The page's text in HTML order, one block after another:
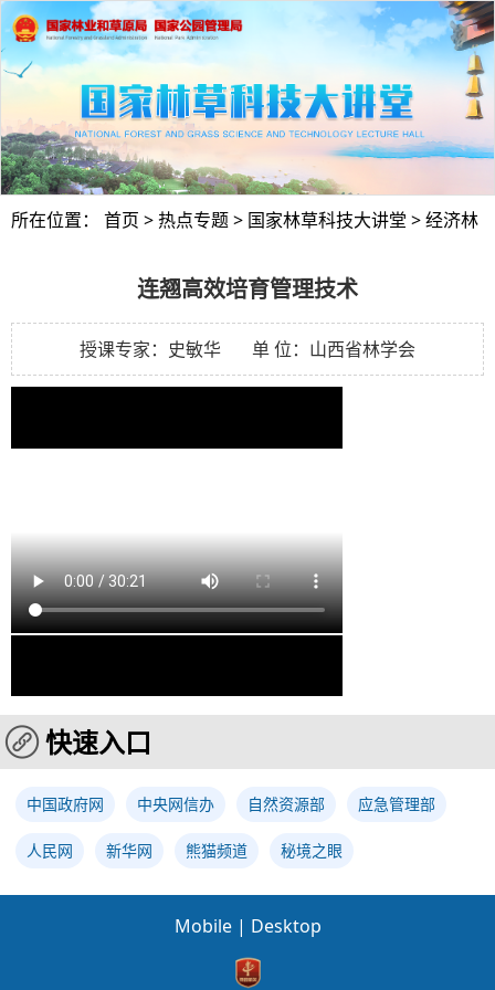
所在位置： 首页 >热点专题> 国家林草科技大讲堂 >经济林
连翘高效培育管理技术
授课专家：史敏华 单 位：山西省林学会
快速入口
中国政府网 中央网信办 自然资源部 应急管理部
人民网 新华网 熊猫频道 秘境之眼
Mobile | Desktop